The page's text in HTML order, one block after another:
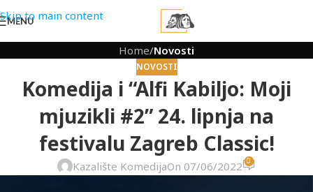
Skip to main content
MENU
Home/Novosti
NOVOSTI
Komedija i “Alfi Kabiljo: Moji
mjuzikli #2” 24. lipnja na
festivalu Zagreb Classic!
Kazalište KomedijaOn 07/06/2022 0